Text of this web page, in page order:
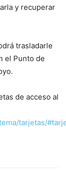
y recuperar
trasladarle
el Punto de
de acceso al
tarjetas/